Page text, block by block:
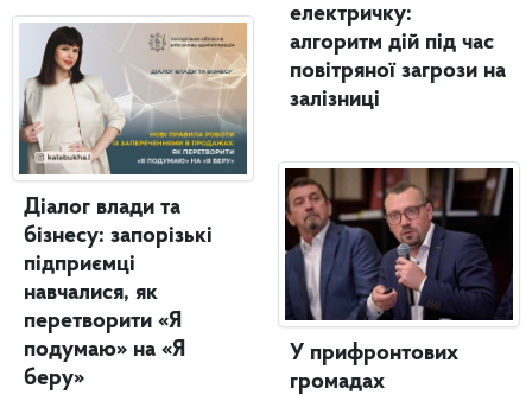
Діалог влади та
бізнесу: запорізькі
підприємці
навчалися, як
перетворити «Я
подумаю» на «Я
беру»
електричку:
алгоритм дій під час
повітряної загрози на
залізниці
У прифронтових
громадах